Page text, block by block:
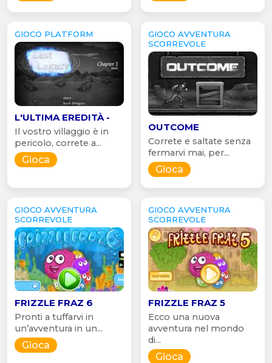
GIOCO PLATFORM
L'ULTIMA EREDITÀ -
Il vostro villaggio è in
pericolo, correte a...
Gioca
GIOCO AVVENTURA
SCORREVOLE
OUTCOME
Correte e saltate senza
fermarvi mai, per...
Gioca
GIOCO AVVENTURA
SCORREVOLE
FRIZZLE FRAZ 6
Pronti a tuffarvi in
un’avventura in un...
Gioca
GIOCO AVVENTURA
SCORREVOLE
FRIZZLE FRAZ 5
Ecco una nuova
avventura nel mondo
di...
Gioca